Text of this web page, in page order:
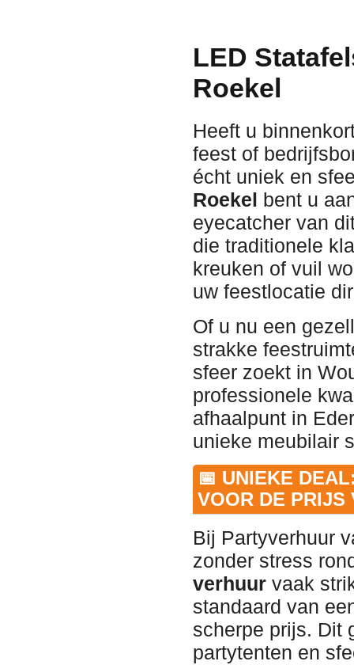
LED
Roekel
Heeft u
feest of
écht uniek en
Roekel bent u
eyecatcher van
die traditionele
kreuken of vuil
uw feestlocatie
Of u nu een
strakke
sfeer zoekt in
professionele
afhaalpunt in
unieke meubilair
📅 UNIEKE
VOOR DE PRIJS
Bij Partyverhuur
zonder stress
verhuur vaak
standaard van
scherpe prijs. Dit
partytenten en